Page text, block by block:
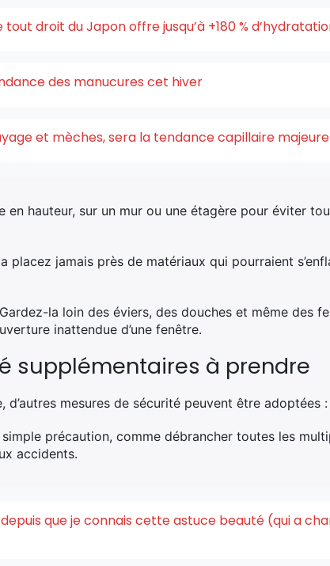
droit du Japon offre jusqu’à +180 %
des manucures cet hiver
et mèches, sera la tendance capillaire
en hauteur, sur un mur ou une étagère pour éviter
placez jamais près de matériaux qui pourraient
la loin des éviers, des douches et même des
inattendue d’une fenêtre.
supplémentaires à prendre
mesures de sécurité peuvent être adoptées :
simple précaution, comme débrancher toutes les
accidents.
depuis que je connais cette astuce beauté (qui a